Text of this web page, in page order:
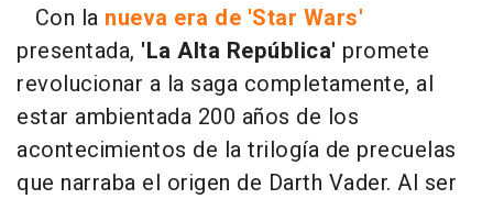
Con la nueva era de 'Star Wars'
presentada, 'La Alta República' promete
revolucionar a la saga completamente, al
estar ambientada 200 años de los
acontecimientos de la trilogía de precuelas
que narraba el origen de Darth Vader. Al ser